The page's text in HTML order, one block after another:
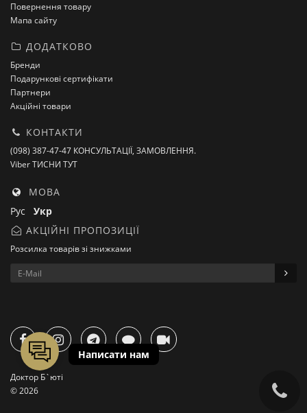
Повернення товару
Мапа сайту
ДОДАТКОВО
Бренди
Подарункові сертифікати
Партнери
Акційні товари
КОНТАКТИ
(098) 387-47-47 КОНСУЛЬТАЦІЇ, ЗАМОВЛЕННЯ.
Viber ТИСНИ ТУТ
МОВА
Рус Укр
АКЦІЙНІ ПРОПОЗИЦІЇ
Розсилка товарів зі знижками
Доктор Б`юті
© 2026